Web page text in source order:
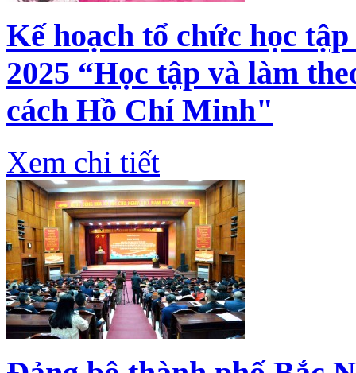
Kế hoạch tổ chức học
2025 “Học tập và làm
cách Hồ Chí Minh"
Xem chi tiết